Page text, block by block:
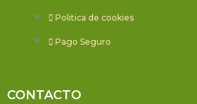
Politica de cookies
Pago Seguro
CONTACTO